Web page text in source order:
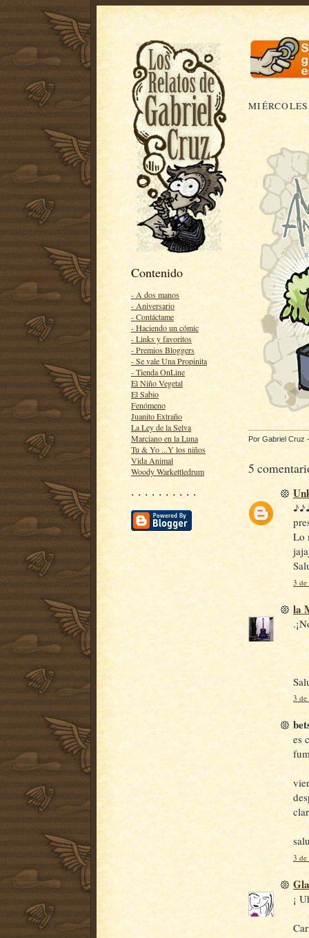
Contenido
- A dos manos
- Aniversario
- Contáctame
- Haciendo un cómic
- Links y favoritos
- Premios Bloggers
- Se vale Una Propinita
- Tienda OnLine
El Niño Vegetal
El Sabio
Fenómeno
Juanito Extraño
La Ley de la Selva
Marciano en la Luna
Tu & Yo ...Y los niños
Vida Animal
Woody Warkettledrum
· · · · · · · · · ·
Por Gabriel Cruz
5
Lo
3 de
la
3 de
es
3 de
¡